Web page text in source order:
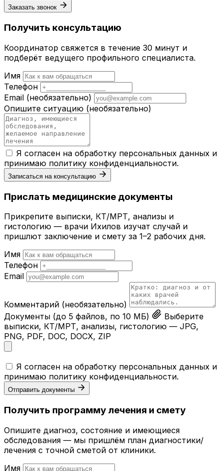
Заказать звонок
Получить консультацию
Координатор свяжется в течение 30 минут и
подберёт ведущего профильного специалиста.
Имя
Телефон
Email (необязательно)
Опишите ситуацию (необязательно)
Я согласен на обработку персональных данных и
принимаю политику конфиденциальности.
Записаться на консультацию
Прислать медицинские документы
Прикрепите выписки, КТ/МРТ, анализы и
гистологию — врачи Ихилов изучат случай и
пришлют заключение и смету за 1–2 рабочих дня.
Имя
Телефон
Email
Комментарий (необязательно)
Документы (до 5 файлов, по 10 МБ)
Выберите
выписки, КТ/МРТ, анализы, гистологию — JPG,
PNG, PDF, DOC, DOCX, ZIP
Я согласен на обработку персональных данных и
принимаю политику конфиденциальности.
Отправить документы
Получить программу лечения и смету
Опишите диагноз, состояние и имеющиеся
обследования — мы пришлём план диагностики/
лечения с точной сметой от клиники.
Имя